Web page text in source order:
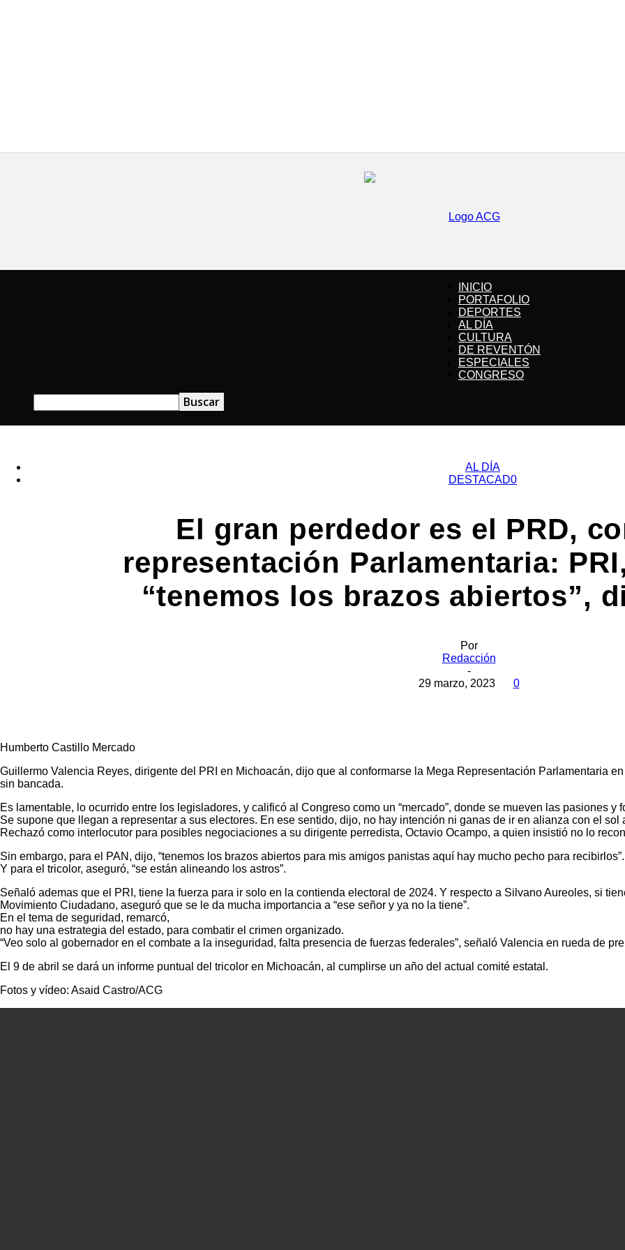
ACG
INICIO
PORTAFOLIO
DEPORTES
AL DÍA
CULTURA
DE REVENTÓN
ESPECIALES
CONGRESO
AL DÍA
DESTACAD0
El gran perdedor es el PRD,
representación Parlamentaria:
“tenemos los brazos abiertos”,
Por
Redacción
-
29 marzo, 2023
0
Humberto Castillo Mercado
Guillermo Valencia Reyes, dirigente del PRI en Michoacán, dijo que al conformarse la Mega Representación Parlamentaria
sin bancada.
Es lamentable, lo ocurrido entre los legisladores, y calificó al Congreso como un “mercado”, donde se mueven las pasiones y
Se supone que llegan a representar a sus electores. En ese sentido, dijo, no hay intención ni ganas de ir en alianza con el
Rechazó como interlocutor para posibles negociaciones a su dirigente perredista, Octavio Ocampo, a quien insistió no lo
Sin embargo, para el PAN, dijo, “tenemos los brazos abiertos para mis amigos panistas aquí hay mucho pecho para recibirlos”.
Y para el tricolor, aseguró, “se están alineando los astros”.
Señaló ademas que el PRI, tiene la fuerza para ir solo en la contienda electoral de 2024. Y respecto a Silvano Aureoles, si
Movimiento Ciudadano, aseguró que se le da mucha importancia a “ese señor y ya no la tiene”.
En el tema de seguridad, remarcó,
no hay una estrategia del estado, para combatir el crimen organizado.
“Veo solo al gobernador en el combate a la inseguridad, falta presencia de fuerzas federales”, señaló Valencia en rueda de
El 9 de abril se dará un informe puntual del tricolor en Michoacán, al cumplirse un año del actual comité estatal.
Fotos y vídeo: Asaid Castro/ACG